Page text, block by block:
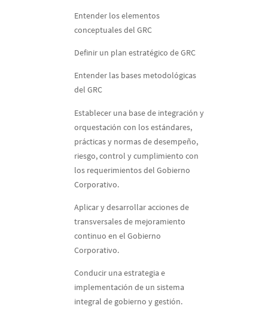
Entender los elementos
conceptuales del GRC
Definir un plan estratégico de GRC
Entender las bases metodológicas
del GRC
Establecer una base de integración y
orquestación con los estándares,
prácticas y normas de desempeño,
riesgo, control y cumplimiento con
los requerimientos del Gobierno
Corporativo.
Aplicar y desarrollar acciones de
transversales de mejoramiento
continuo en el Gobierno
Corporativo.
Conducir una estrategia e
implementación de un sistema
integral de gobierno y gestión.